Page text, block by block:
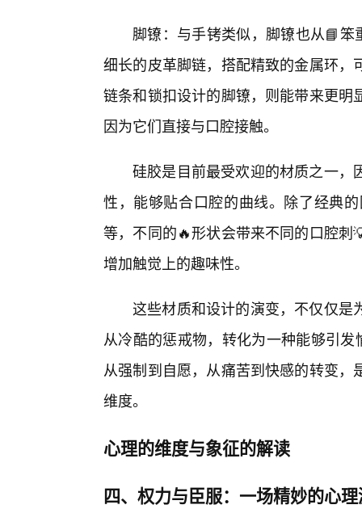
脚镣：与手铐类似，脚镣也从📘笨
细长的皮革脚链，搭配精致的金属环
链条和锁扣设计的脚镣，则能带来更
因为它们直接与口腔接触。
硅胶是目前最受欢迎的材质之一，
性，能够贴合口腔的曲线。除了经典
等，不同的🔥形状会带来不同的口腔
增加触觉上的趣味性。
这些材质和设计的演变，不仅仅是
从冷酷的惩戒物，转化为一种能够引
从强制到自愿，从痛苦到快感的转变
维度。
心理的维度与象征的解读
四、权力与臣服：一场精妙的心